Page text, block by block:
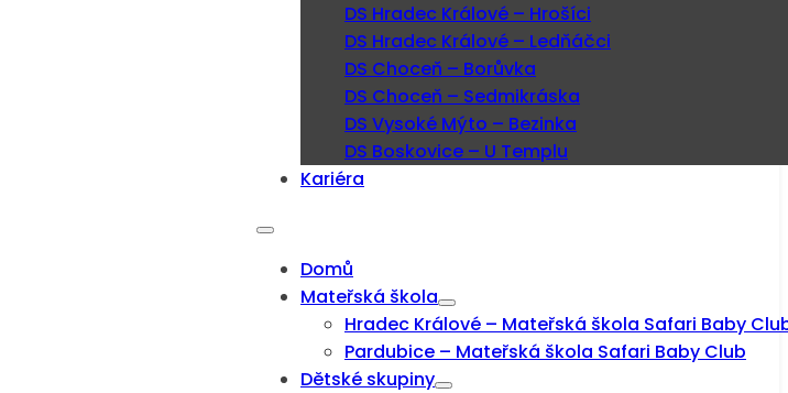
DS Hradec Králové – Hrošíci
DS Hradec Králové – Ledňáčci
DS Choceň – Borůvka
DS Choceň – Sedmikráska
DS Vysoké Mýto – Bezinka
DS Boskovice – U Templu
Kariéra
Domů
Mateřská škola
Hradec Králové – Mateřská škola Safari Baby
Pardubice – Mateřská škola Safari Baby Club
Dětské skupiny